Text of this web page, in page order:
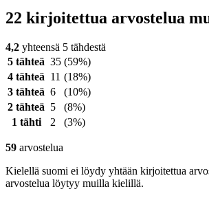
22 kirjoitettua arvostelua
4,2 yhteensä 5 tähdestä
5 tähteä 35 (59%)
4 tähteä 11 (18%)
3 tähteä 6
(10%)
2 tähteä 5
(8%)
1 tähti
2 (3%)
59 arvostelua
Kielellä suomi ei löydy yhtään kirjoitettua
arvostelua löytyy muilla kielillä.